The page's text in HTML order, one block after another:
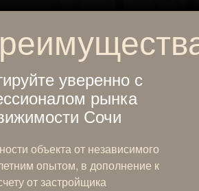
объекта от независимого
опытом, в дополнение к
от застройщика
уверенно с
рынка
Сочи